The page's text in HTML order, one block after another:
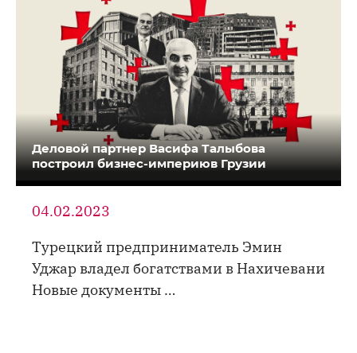
Деловой партнер Васифа Талыбова
построил бизнес-империюв Грузии
04.02.2023
Турецкий предприниматель Эмин
Уджар владел богатствами в Нахичевани
Новые документы …